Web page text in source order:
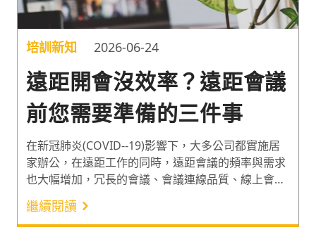
培訓新知 2026-06-24
遠距開會沒效率？遠距會議
前您需要準備的三件事
在新冠肺炎(COVID--19)影響下，大多公司都實施居
家辦公，在遠距工作的同時，遠距會議的頻率與需求
也大幅增加，冗長的會議、會議連線品質、線上會議
平台熟悉度、與會者分析等，都是這幾個月大家開會
遇到很頭痛的問題，該怎麼準備和進行一場效率的會
議，我們特別邀請了具有多年遠距工作經驗，微軟資
繼續閱讀